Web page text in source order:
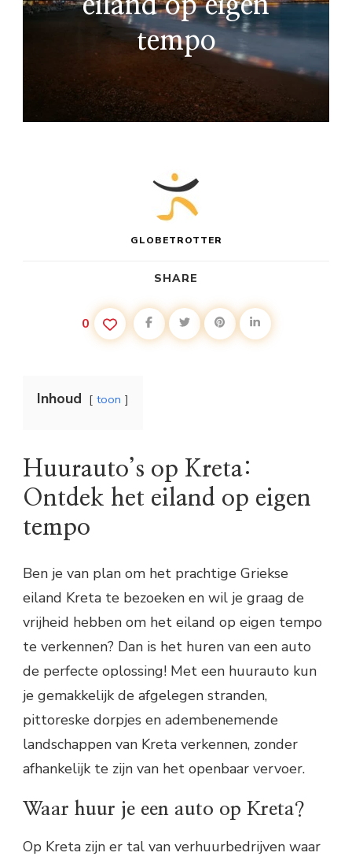
tempo
GLOBETROTTER
SHARE
0
Inhoud toon
Huurauto’s op Kreta:
Ontdek het eiland op eigen
tempo
Ben je van plan om het prachtige Griekse
eiland Kreta te bezoeken en wil je graag de
vrijheid hebben om het eiland op eigen tempo
te verkennen? Dan is het huren van een auto
de perfecte oplossing! Met een huurauto kun
je gemakkelijk de afgelegen stranden,
pittoreske dorpjes en adembenemende
landschappen van Kreta verkennen, zonder
afhankelijk te zijn van het openbaar vervoer.
Waar huur je een auto op Kreta?
Op Kreta zijn er tal van verhuurbedrijven waar